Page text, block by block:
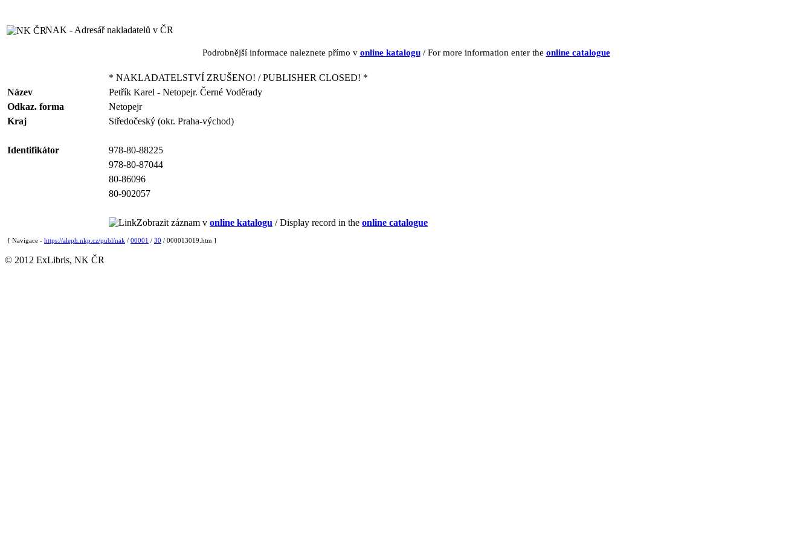
NAK - Adresář nakladatelů v ČR
Podrobnější informace naleznete přímo v online katalogu/ For more information enter the online catalogue
* NAKLADATELSTVÍ ZRUŠENO! / PUBLISHER CLOSED! *
Název
Petřík Karel - Netopejr. Černé Voděrady
Odkaz. forma
Netopejr
Kraj
Středočeský (okr. Praha-východ)
Identifikátor
978-80-88225
978-80-87044
80-86096
80-902057
Zobrazit záznam v online katalogu / Display record in the online catalogue
[ Navigace - https://aleph.nkp.cz/publ/nak / 00001 / 30 / 000013019.htm ]
© 2012 ExLibris, NK ČR